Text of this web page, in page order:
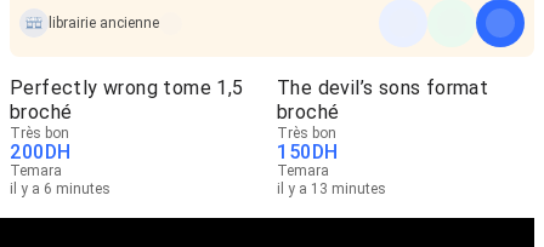
librairie ancienne
Perfectly wrong tome 1,5
broché
Très bon
200 DH
Temara
il y a 6 minutes
The devil’s sons format
broché
Très bon
150 DH
Temara
il y a 13 minutes